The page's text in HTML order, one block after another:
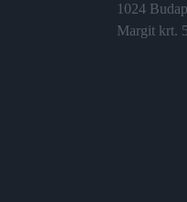
1024
Margit krt.